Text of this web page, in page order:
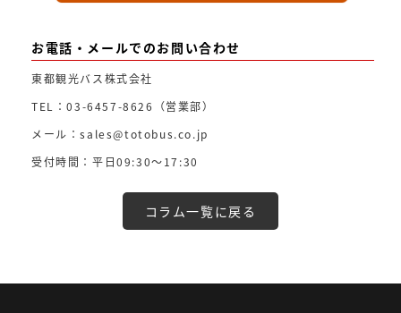
お電話・メールでのお問い合わせ
東都観光バス株式会社
TEL：03-6457-8626（営業部）
メール：sales@totobus.co.jp
受付時間：平日09:30～17:30
コラム一覧に戻る